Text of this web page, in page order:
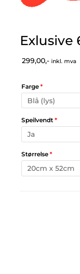
Exlusive
299,00,- inkl. mva
Farge *
Speilvendt *
Størrelse *